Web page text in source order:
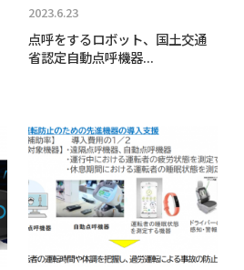
2023.6.23
点呼をするロボット、国土交通
省認定自動点呼機器...